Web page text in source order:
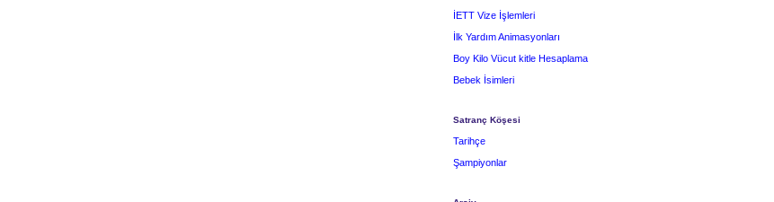
İETT Vize İşlemleri
İlk Yardım Animasyonları
Boy Kilo Vücut kitle Hesaplama
Bebek İsimleri
Satranç Köşesi
Tarihçe
Şampiyonlar